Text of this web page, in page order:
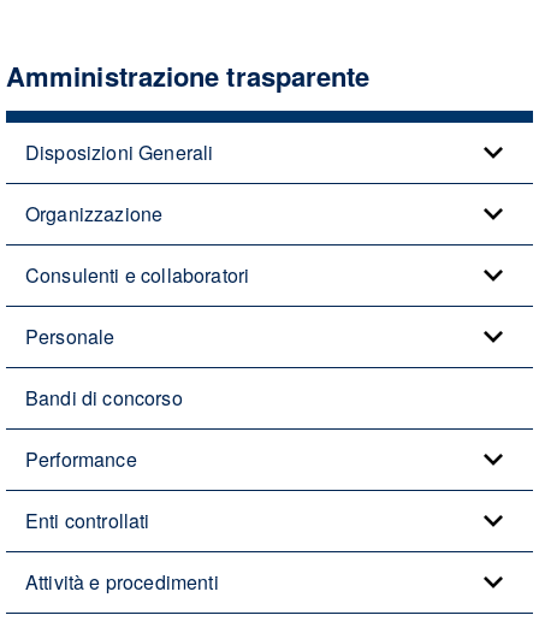
Amministrazione trasparente
Disposizioni Generali
Organizzazione
Consulenti e collaboratori
Personale
Bandi di concorso
Performance
Enti controllati
Attività e procedimenti